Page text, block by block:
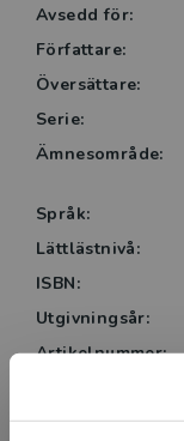
Avsedd för:
Författare:
Översättare:
Serie:
Ämnesområde:
Språk:
Lättlästnivå:
ISBN:
Utgivningsår:
Artikelnummer:
Sidantal: